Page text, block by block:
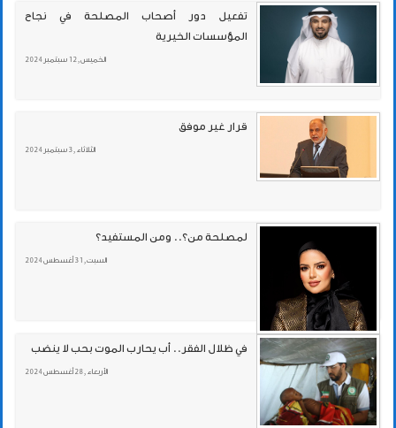
تفعيل دور أصحاب المصلحة في نجاح
المؤسسات الخيرية
الخميس , 12 سبتمبر 2024
قرار غير موفق
الثلاثاء , 3 سبتمبر 2024
لمصلحة من؟.. ومن المستفيد؟
السبت , 31 أغسطس 2024
في ظلال الفقر.. أب يحارب الموت بحب لا ينضب
الأربعاء , 28 أغسطس 2024